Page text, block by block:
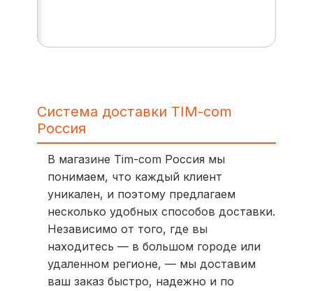
Система доставки TIM-com
Россия
В магазине Tim-com Россия мы
понимаем, что каждый клиент
уникален, и поэтому предлагаем
несколько удобных способов доставки.
Независимо от того, где вы
находитесь — в большом городе или
удаленном регионе, — мы доставим
ваш заказ быстро, надежно и по